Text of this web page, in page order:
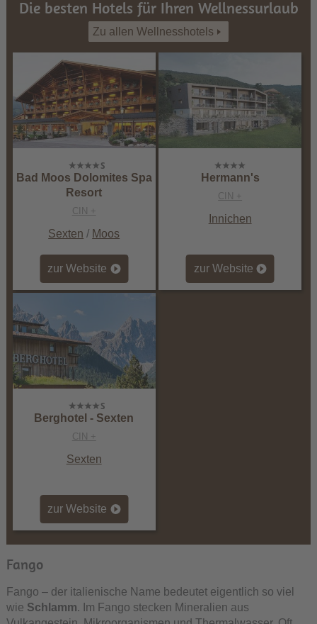
Die besten Hotels für Ihren Wellnessurlaub
Zu allen Wellnesshotels
Bad Moos Dolomites Spa
Resort
CIN +
Sexten / Moos
zur Website
Hermann's
CIN +
Innichen
zur Website
Berghotel - Sexten
CIN +
Sexten
zur Website
Fango
Fango – der italienische Name bedeutet eigentlich so viel
wie Schlamm. Im Fango stecken Mineralien aus